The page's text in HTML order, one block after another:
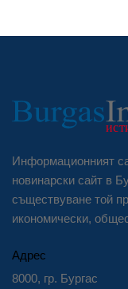
Информационният
новинарски сайт в
съществуване той
икономически,
Адрес
8000, гр. Бургас